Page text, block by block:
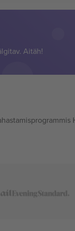
Aitäh!